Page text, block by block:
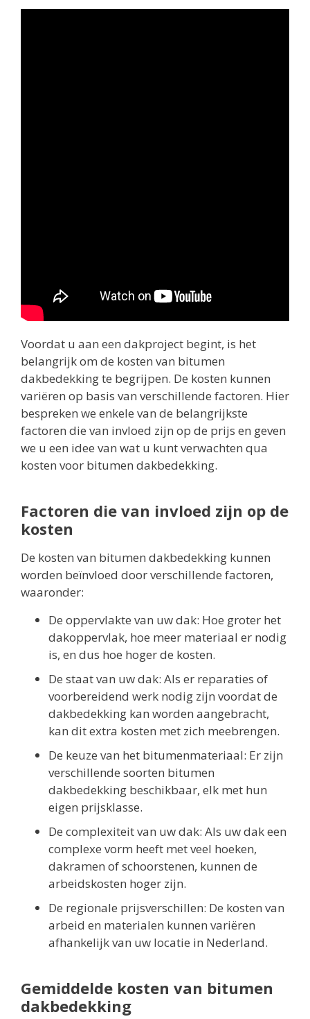
Voordat u aan een dakproject begint, is het
belangrijk om de kosten van bitumen
dakbedekking te begrijpen. De kosten kunnen
variëren op basis van verschillende factoren. Hier
bespreken we enkele van de belangrijkste
factoren die van invloed zijn op de prijs en geven
we u een idee van wat u kunt verwachten qua
kosten voor bitumen dakbedekking.
Factoren die van invloed zijn op de
kosten
De kosten van bitumen dakbedekking kunnen
worden beïnvloed door verschillende factoren,
waaronder:
De oppervlakte van uw dak: Hoe groter het
dakoppervlak, hoe meer materiaal er nodig
is, en dus hoe hoger de kosten.
De staat van uw dak: Als er reparaties of
voorbereidend werk nodig zijn voordat de
dakbedekking kan worden aangebracht,
kan dit extra kosten met zich meebrengen.
De keuze van het bitumenmateriaal: Er zijn
verschillende soorten bitumen
dakbedekking beschikbaar, elk met hun
eigen prijsklasse.
De complexiteit van uw dak: Als uw dak een
complexe vorm heeft met veel hoeken,
dakramen of schoorstenen, kunnen de
arbeidskosten hoger zijn.
De regionale prijsverschillen: De kosten van
arbeid en materialen kunnen variëren
afhankelijk van uw locatie in Nederland.
Gemiddelde kosten van bitumen
dakbedekking